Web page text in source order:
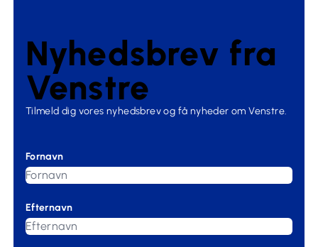
Nyhedsbrev fra
Venstre
Tilmeld dig vores nyhedsbrev og få nyheder om Venstre.
Fornavn
Efternavn